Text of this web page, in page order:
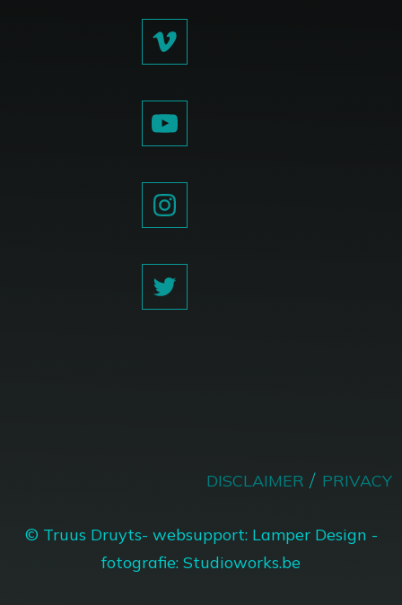
DISCLAIMER / PRIVACY
© Truus Druyts- websupport: Lamper Design -
fotografie: Studioworks.be